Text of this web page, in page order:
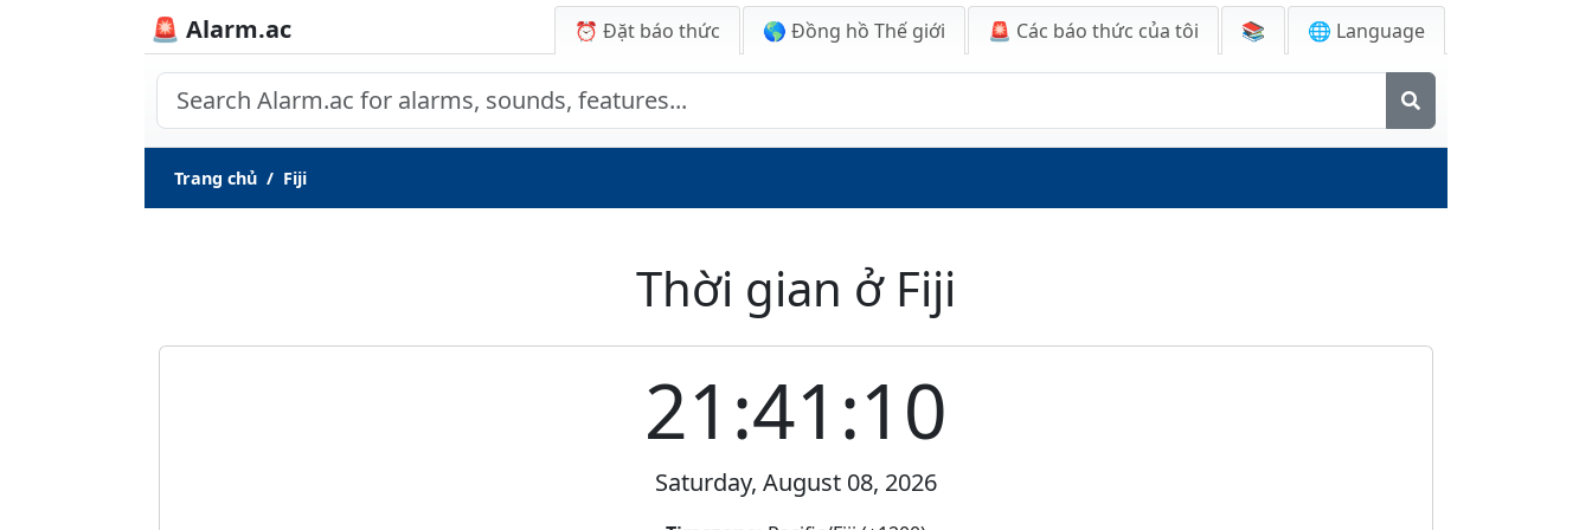
🚨 Alarm.ac ⏰ Đặt báo thức 🌎 Đồng hồ Thế giới 🚨 Các báo thức của tôi 📚 🌐 Language
Trang chủ Fiji
Thời gian ở Fiji
21:41:10
Saturday, August 08, 2026